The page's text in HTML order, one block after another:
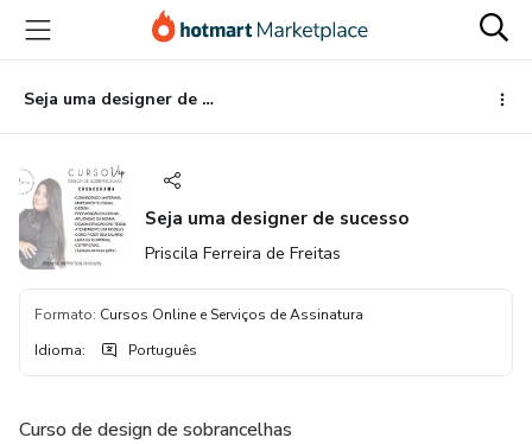
para
conteúdo
principal
para
pagamento
para
rodapé
Seja uma designer de sucesso
Seja uma designer de sucesso
Priscila Ferreira de Freitas
Formato: Cursos Online e Serviços de Assinatura
Idioma: Português
Curso de design de sobrancelhas